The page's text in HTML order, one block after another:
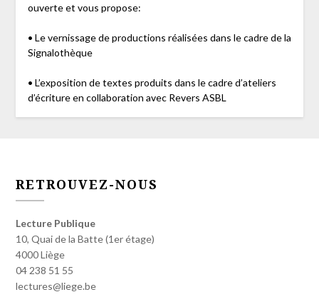
ouverte et vous propose:
• Le vernissage de productions réalisées dans le cadre de la
Signalothèque
• L’exposition de textes produits dans le cadre d’ateliers
d’écriture en collaboration avec Revers ASBL
RETROUVEZ-NOUS
Lecture Publique
10, Quai de la Batte (1er étage)
4000 Liège
04 238 51 55
lectures@liege.be